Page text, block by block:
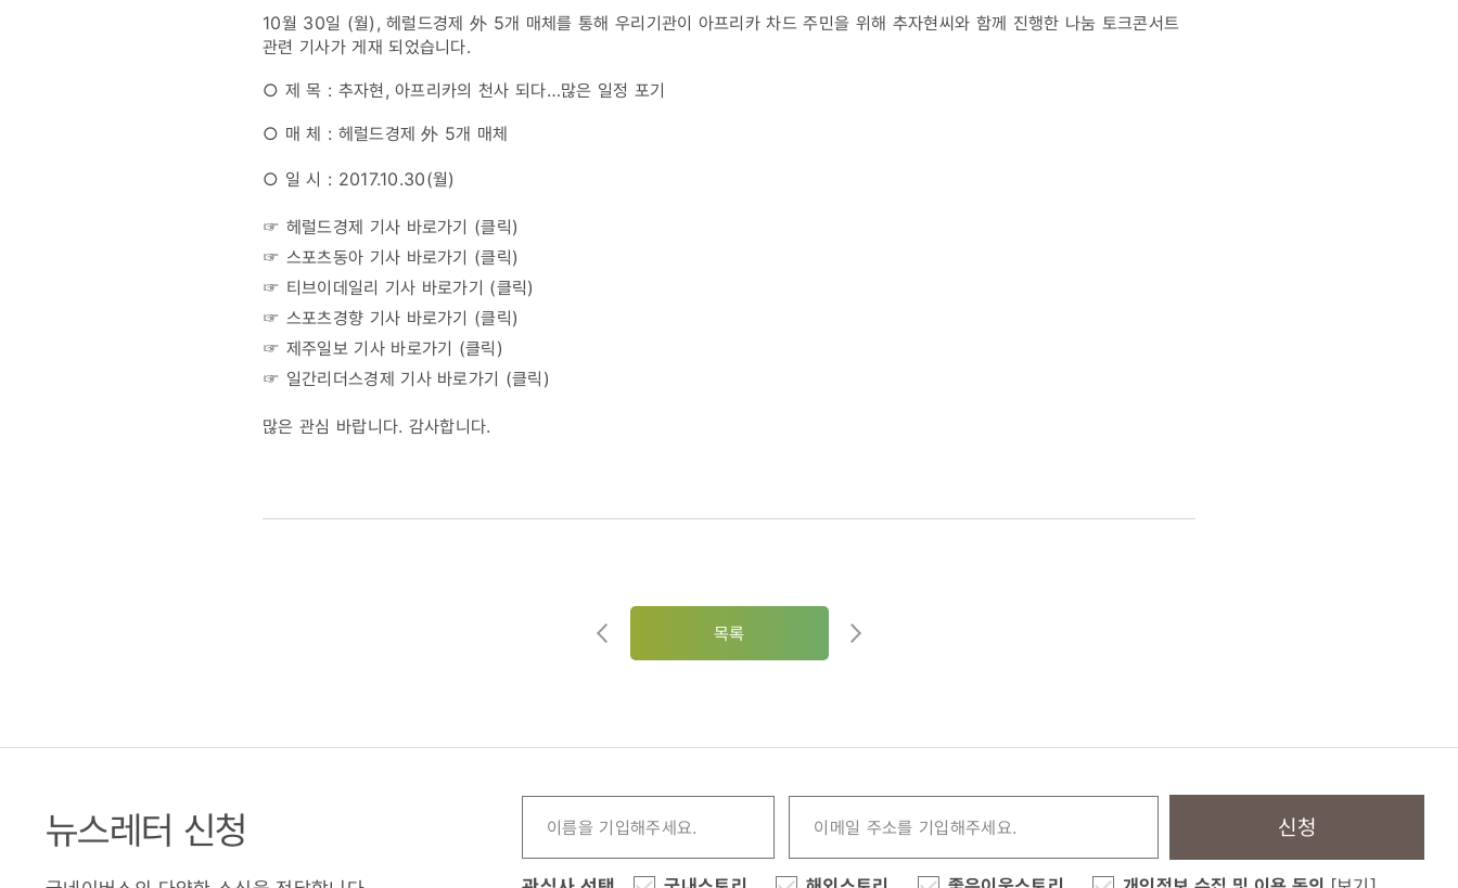
아프리카의
천사
되다…
많은
일정
포기
10월 30일 (월), 헤럴드경제 外 5개 매체를 통해 우리기관이 아프리카 차드 주민을 위해 추자현씨와 함께 진행한 나눔 토크콘서트
관련 기사가 게재 되었습니다.
○ 제 목 : 추자현, 아프리카의 천사 되다…많은 일정 포기
○ 매 체 : 헤럴드경제 外 5개 매체
○ 일 시 : 2017.10.30(월)
☞ 헤럴드경제 기사 바로가기 (클릭)
☞ 스포츠동아 기사 바로가기 (클릭)
☞ 티브이데일리 기사 바로가기 (클릭)
☞ 스포츠경향 기사 바로가기 (클릭)
☞ 제주일보 기사 바로가기 (클릭 )
☞ 일간리더스경제 기사 바로가기 (클릭 )
많은 관심 바랍니다. 감사합니다.
목록
뉴스레터 신청 신청